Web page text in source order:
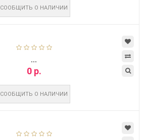
СООБЩИТЬ О НАЛИЧИИ
...
0 р.
СООБЩИТЬ О НАЛИЧИИ